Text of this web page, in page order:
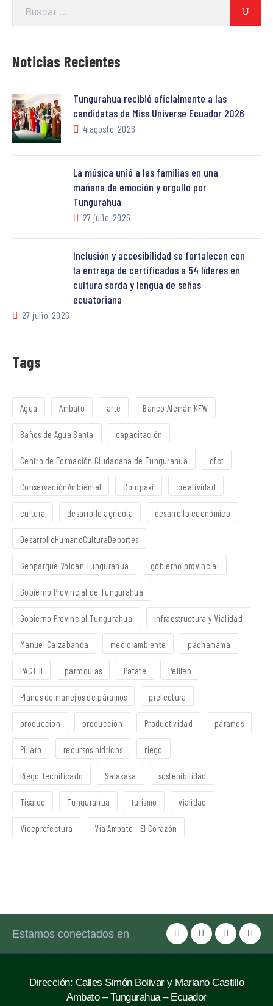
Noticias Recientes
Tungurahua recibió oficialmente a las
candidatas de Miss Universe Ecuador 2026
4 agosto, 2026
La música unió a las familias en una
mañana de emoción y orgullo por
Tungurahua
27 julio, 2026
Inclusión y accesibilidad se fortalecen con
la entrega de certificados a 54 líderes en
cultura sorda y lengua de señas
ecuatoriana
27 julio, 2026
Tags
Agua Ambato arte Banco Alemán KFW
Baños de Agua Santa capacitación
Centro de Formación Ciudadana de Tungurahua cfct
ConservaciónAmbiental Cotopaxi creatividad
cultura desarrollo agrícola desarrollo económico
DesarrolloHumanoCulturaDeportes
Geoparque Volcán Tungurahua gobierno provincial
Gobierno Provincial de Tungurahua
Gobierno Provincial Tungurahua Infraestructura y Vialidad
Manuel Caizabanda medio ambiente pachamama
PACT II parroquias Patate Pelileo
Planes de manejos de páramos prefectura
produccion producción Productividad páramos
Píllaro recursos hídricos riego
Riego Tecnificado Salasaka sostenibilidad
Tisaleo Tungurahua turismo vialidad
Viceprefectura Vía Ambato - El Corazón
Estamos conectados en
Dirección: Calles Simón Bolivar y Mariano Castillo
Ambato – Tungurahua – Ecuador